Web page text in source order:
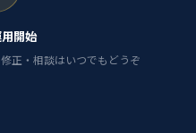
開始
正・相談はいつでもどうぞ